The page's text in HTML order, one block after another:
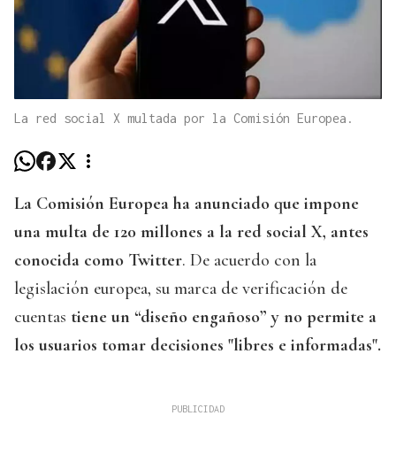
La red social X multada por la Comisión Europea.
La Comisión Europea ha anunciado que impone
una multa de 120 millones a la red social X, antes
conocida como Twitter. De acuerdo con la
legislación europea, su marca de verificación de
cuentas tiene un “diseño engañoso” y no permite a
los usuarios tomar decisiones "libres e informadas".